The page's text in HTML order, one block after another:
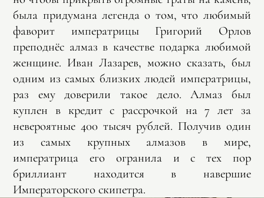
была придумана легенда о том, что любимый
фаворит императрицы Григорий Орлов
преподнёс алмаз в качестве подарка любимой
женщине. Иван Лазарев, можно сказать, был
одним из самых близких людей императрицы,
раз ему доверили такое дело. Алмаз был
куплен в кредит с рассрочкой на 7 лет за
невероятные 400 тысяч рублей. Получив один
из самых крупных алмазов в мире,
императрица его огранила и с тех пор
бриллиант находится в навершие
Императорского скипетра.